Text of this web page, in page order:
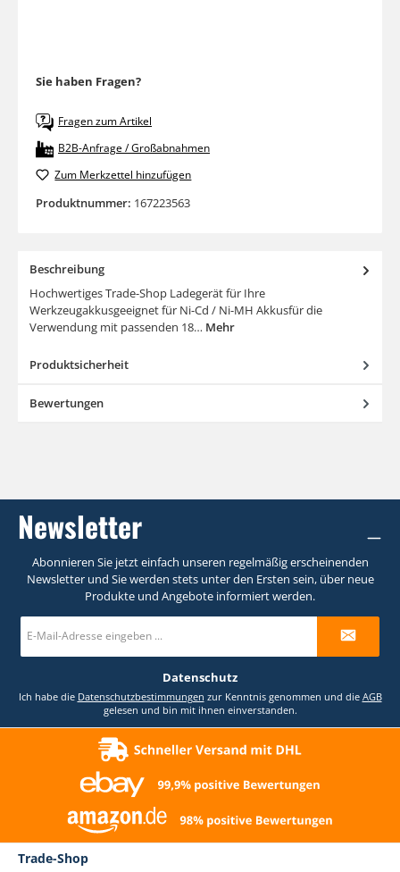
Sie haben Fragen?
Fragen zum Artikel
B2B-Anfrage / Großabnahmen
Zum Merkzettel hinzufügen
Produktnummer: 167223563
Beschreibung
Hochwertiges Trade-Shop Ladegerät für Ihre
Werkzeugakkusgeeignet für Ni-Cd / Ni-MH Akkusfür die
Verwendung mit passenden 18… Mehr
Produktsicherheit
Bewertungen
Newsletter
Abonnieren Sie jetzt einfach unseren regelmäßig erscheinenden
Newsletter und Sie werden stets unter den Ersten sein, über neue
Produkte und Angebote informiert werden.
E-
Mail-
Datenschutz
Ich habe die Datenschutzbestimmungen zur Kenntnis genommen und die AGB
gelesen und bin mit ihnen einverstanden.
Trade-Shop